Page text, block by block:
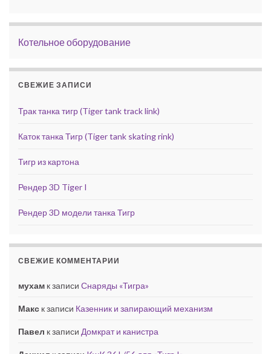
Котельное оборудование
СВЕЖИЕ ЗАПИСИ
Трак танка тигр (Tiger tank track link)
Каток танка Тигр (Tiger tank skating rink)
Тигр из картона
Рендер 3D Tiger I
Рендер 3D модели танка Тигр
СВЕЖИЕ КОММЕНТАРИИ
мухам к записи Снаряды «Тигра»
Макс к записи Казенник и запирающий механизм
Павел к записи Домкрат и канистра